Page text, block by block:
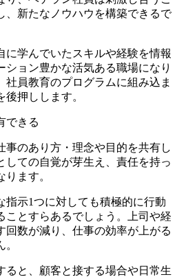
、新たなノウハウを構築できるで
に学んでいたスキルや経験を情報
ション豊かな活気ある職場になり
社員教育のプログラムに組み込ま
押しします。
できる
事のあり方・理念や目的を共有し
しての自覚が芽生え、責任を持っ
ます。
指示1つに対しても積極的に行動
ことすらあるでしょう。上司や経
回数が減り、仕事の効率が上がる
ると、顧客と接する場合や日常生